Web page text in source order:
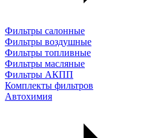
Фильтры салонные
Фильтры воздушные
Фильтры топливные
Фильтры масляные
Фильтры АКПП
Комплекты фильтров
Автохимия